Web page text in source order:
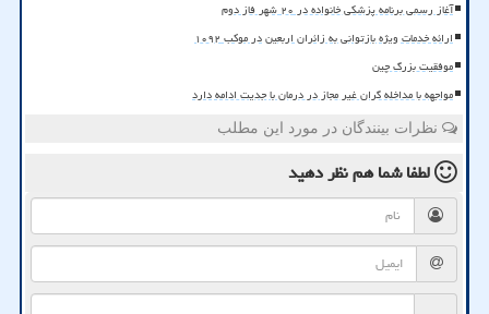
آغاز رسمی برنامه پزشکی خانواده در ۲۰ شهر فاز دوم
ارائه خدمات ویژه بازتوانی به زائران اربعین در موکب ۱۰۹۲
موفقیت بزرگ چین
مواجهه با مداخله گران غیر مجاز در درمان با جدیت ادامه دارد
نظرات بینندگان در مورد این مطلب
لطفا شما همنظر دهید